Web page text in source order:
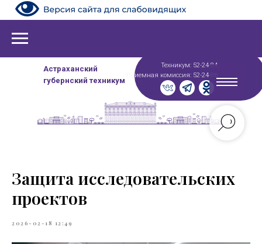
Астраханский
губернский техникум
Техникум: 52-24-84
Приемная комиссия: 52-24-86
Защита исследовательских
проектов
2026-02-18 12:49